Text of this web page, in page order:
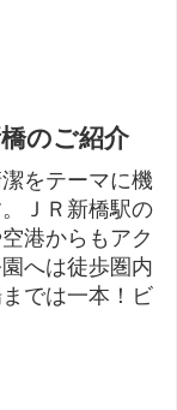
のご紹介
をテーマに機
ＪＲ新橋駅の
港からもアク
へは徒歩圏内
では一本！ビ